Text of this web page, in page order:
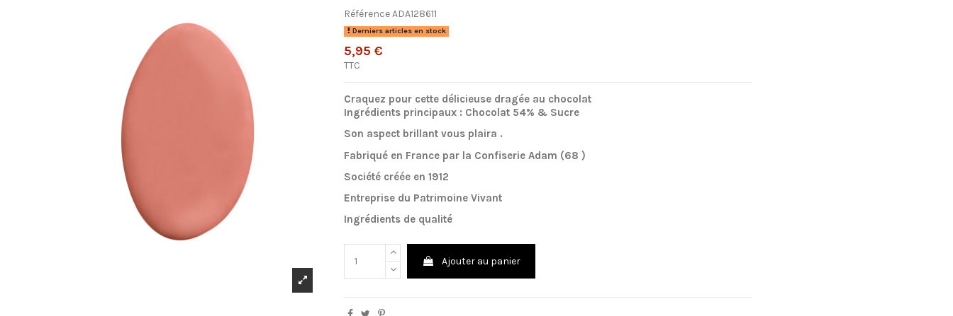
RéférenceADA128611
Derniers articles en stock
5,95 €
TTC
Craquez pour cette délicieuse dragée au chocolat
Ingrédients principaux : Chocolat 54% & Sucre
Son aspect brillant vous plaira .
Fabriqué en France par la Confiserie Adam (68 )
Société créée en 1912
Entreprise du Patrimoine Vivant
Ingrédients de qualité
Ajouter au panier